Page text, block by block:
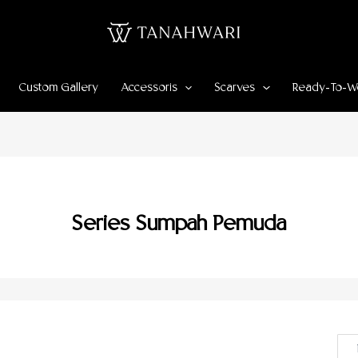
Custom Gallery Accessoris Scarves Ready-To-
Series Sumpah Pemuda